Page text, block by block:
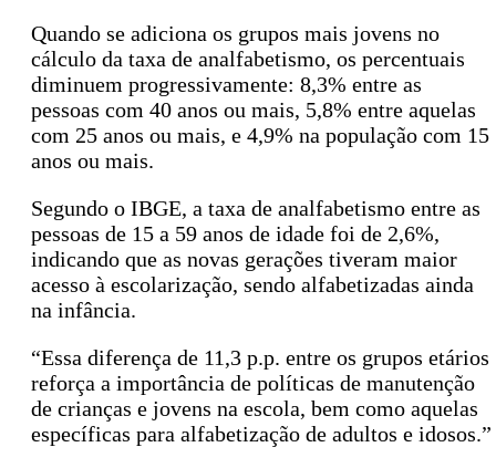
Quando se adiciona os grupos mais jovens no
cálculo da taxa de analfabetismo, os percentuais
diminuem progressivamente: 8,3% entre as
pessoas com 40 anos ou mais, 5,8% entre aquelas
com 25 anos ou mais, e 4,9% na população com 15
anos ou mais.
Segundo o IBGE, a taxa de analfabetismo entre as
pessoas de 15 a 59 anos de idade foi de 2,6%,
indicando que as novas gerações tiveram maior
acesso à escolarização, sendo alfabetizadas ainda
na infância.
“Essa diferença de 11,3 p.p. entre os grupos etários
reforça a importância de políticas de manutenção
de crianças e jovens na escola, bem como aquelas
específicas para alfabetização de adultos e idosos.”